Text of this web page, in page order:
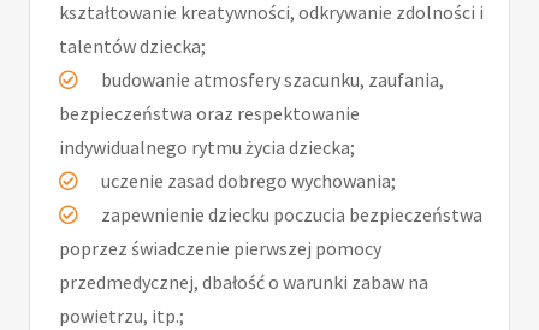
kształtowanie kreatywności, odkrywanie zdolności i
talentów dziecka;
budowanie atmosfery szacunku, zaufania,
bezpieczeństwa oraz respektowanie
indywidualnego rytmu życia dziecka;
uczenie zasad dobrego wychowania;
zapewnienie dziecku poczucia bezpieczeństwa
poprzez świadczenie pierwszej pomocy
przedmedycznej, dbałość o warunki zabaw na
powietrzu, itp.;